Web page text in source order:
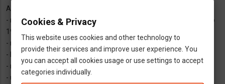
Amire feltétlen számíthat:
- munkakörtöl, gyakorlattol es nyelvtudastol függöen kezdö brutto
19,- €-ig / óra
- müszakpótlék, fizetett ünnepnapok,
- karácsonyi- és szabadságpenz 6 hónap után
- német bejelentett alkalmazotti munkaviszony
- üzemi munkavégzés azonos helyszínen
Cookies & Privacy
This website uses cookies and other technology to
provide their services and improve user experience. You
you can accept all cookies usage or use settings to accept
categories individually.